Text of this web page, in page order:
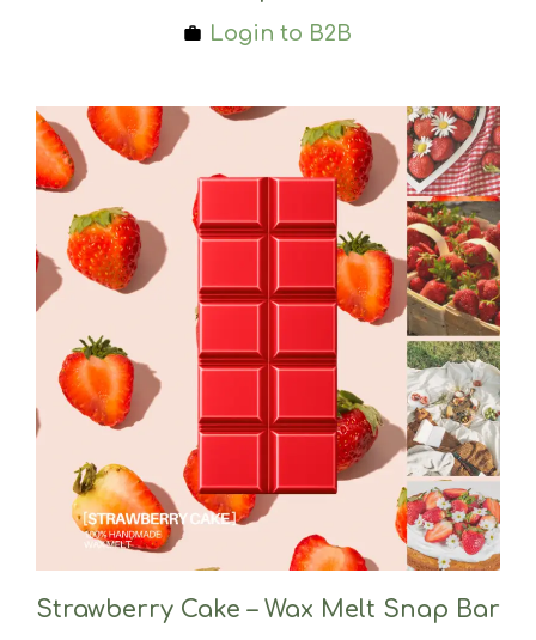
Login to B2B
Strawberry Cake – Wax Melt Snap Bar